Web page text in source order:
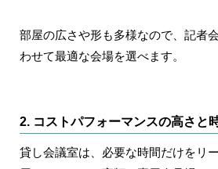
部屋の広さや形も多様なので、記者
わせて最適な会場を選べます。
2. コストパフォーマンスの高さと
貸し会議室は、必要な時間だけをリ